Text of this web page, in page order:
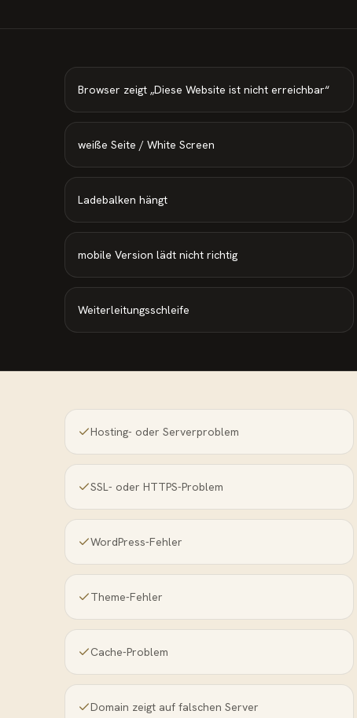
Browser zeigt „Diese Website ist nicht erreichbar“
weiße Seite / White Screen
Ladebalken hängt
mobile Version lädt nicht richtig
Weiterleitungsschleife
Hosting- oder Serverproblem
SSL- oder HTTPS-Problem
WordPress-Fehler
Theme-Fehler
Cache-Problem
Domain zeigt auf falschen Server